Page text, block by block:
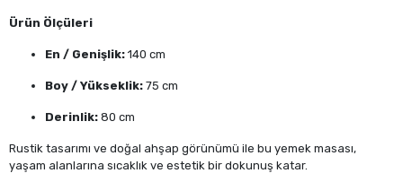
Ürün Ölçüleri
En / Genişlik: 140 cm
Boy / Yükseklik: 75 cm
Derinlik: 80 cm
Rustik tasarımı ve doğal ahşap görünümü ile bu yemek masası,
yaşam alanlarına sıcaklık ve estetik bir dokunuş katar.